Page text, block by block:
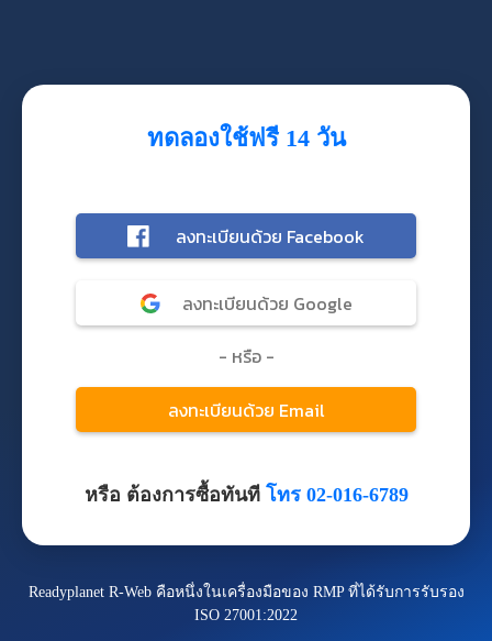
ทดลองใช้ฟรี 14 วัน
หรือ ต้องการซื้อทันที โทร 02-016-6789
Readyplanet R-Web คือหนึ่งในเครื่องมือของ RMP ที่ได้รับการรับรอง
ISO 27001:2022